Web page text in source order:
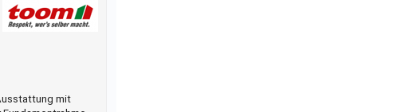
mit